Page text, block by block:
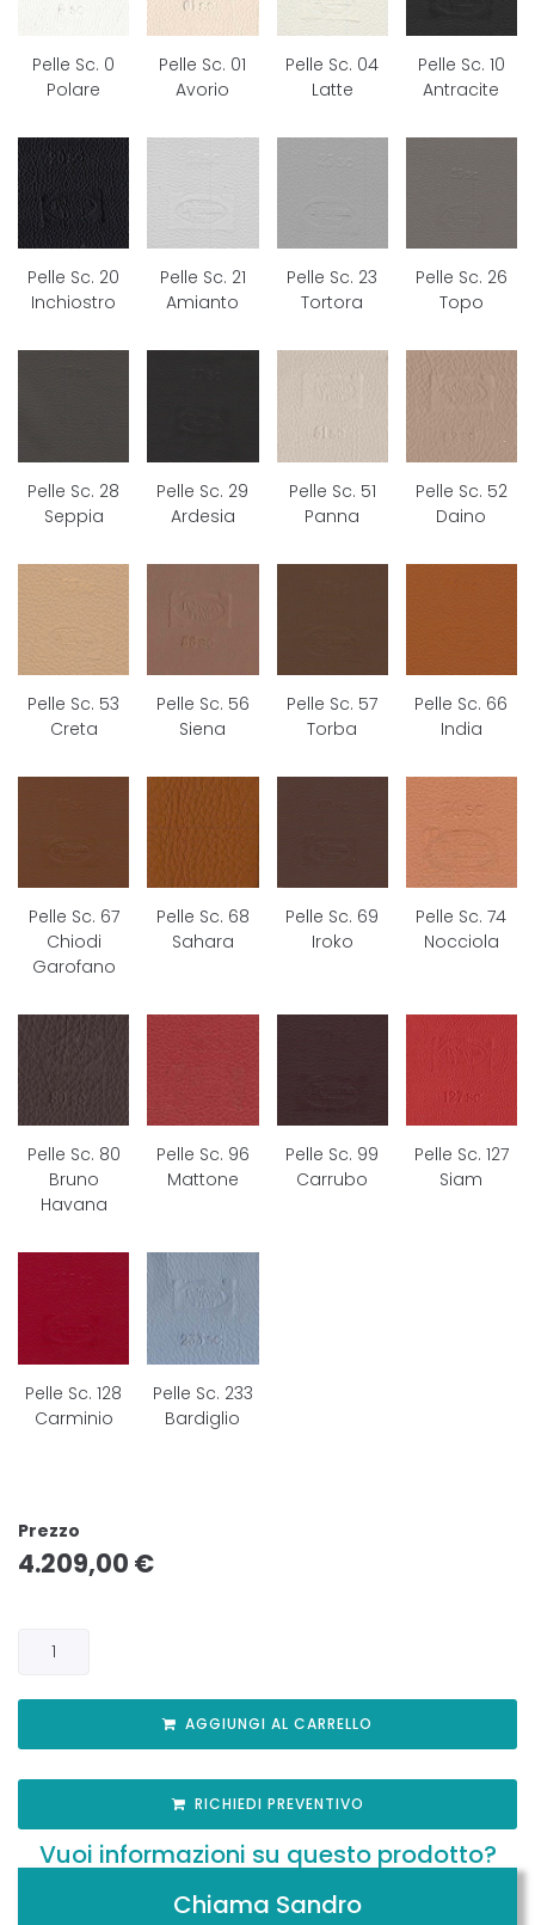
Pelle Sc. 0
Polare
Pelle Sc. 01
Avorio
Pelle Sc. 04
Latte
Pelle Sc. 10
Antracite
Pelle Sc. 20
Inchiostro
Pelle Sc. 21
Amianto
Pelle Sc. 23
Tortora
Pelle Sc. 26
Topo
Pelle Sc. 28
Seppia
Pelle Sc. 29
Ardesia
Pelle Sc. 51
Panna
Pelle Sc. 52
Daino
Pelle Sc. 53
Creta
Pelle Sc. 56
Siena
Pelle Sc. 57
Torba
Pelle Sc. 66
India
Pelle Sc. 67
Chiodi
Garofano
Pelle Sc. 68
Sahara
Pelle Sc. 69
Iroko
Pelle Sc. 74
Nocciola
Pelle Sc. 80
Bruno
Havana
Pelle Sc. 96
Mattone
Pelle Sc. 99
Carrubo
Pelle Sc. 127
Siam
Pelle Sc. 128
Carminio
Pelle Sc. 233
Bardiglio
Prezzo
4.209,00 €
AGGIUNGI AL CARRELLO
RICHIEDI PREVENTIVO
Vuoi informazioni su questo prodotto?
Chiama Sandro